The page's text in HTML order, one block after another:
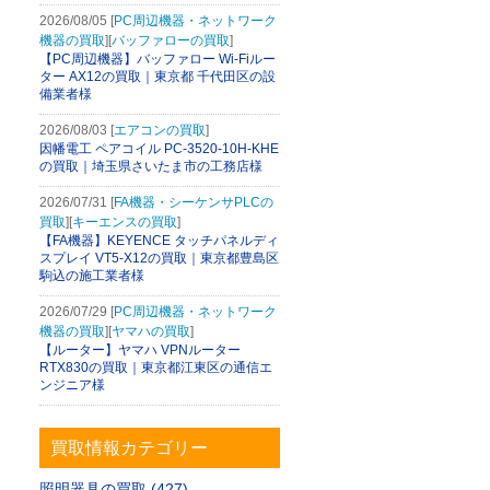
取｜埼玉県狭山市中央の施工業者様
ん君 KK-6Nの買取｜東京都練馬区大泉学園町のリフォーム業者様
2026/08/05 [PC周辺機器・ネットワーク
機器の買取][バッファローの買取]
【PC周辺機器】バッファロー Wi-Fiルー
ター AX12の買取｜東京都 千代田区の設
備業者様
2026/08/03 [エアコンの買取]
因幡電工 ペアコイル PC-3520-10H-KHE
の買取｜埼玉県さいたま市の工務店様
2026/07/31 [FA機器・シーケンサPLCの
買取][キーエンスの買取]
【FA機器】KEYENCE タッチパネルディ
スプレイ VT5-X12の買取｜東京都豊島区
駒込の施工業者様
2026/07/29 [PC周辺機器・ネットワーク
機器の買取][ヤマハの買取]
【ルーター】ヤマハ VPNルーター
RTX830の買取｜東京都江東区の通信エ
ンジニア様
買取情報カテゴリー